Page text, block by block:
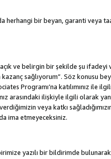
herhangi bir beyan, garanti veya
ve belirgin bir şekilde şu ifadeyi
sağlıyorum”. Söz konusu
Programı’na katılımınız ile
arasındaki ilişkiyle ilgili olarak
veya katkı
ima etmeyeceksiniz.
yazılı bir bildirimde